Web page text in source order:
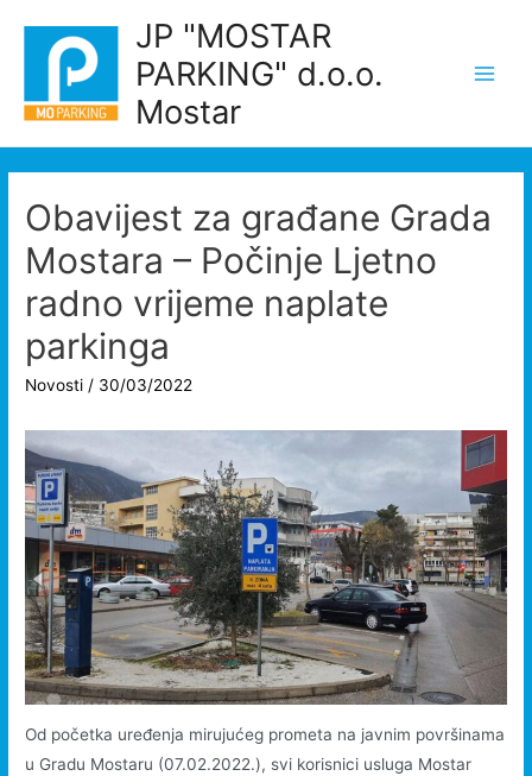
JP "MOSTAR
PARKING" d.o.o.
Mostar
Obavijest za građane Grada
Mostara – Počinje Ljetno
radno vrijeme naplate
parkinga
Novosti / 30/03/2022
Od početka uređenja mirujućeg prometa na javnim površinama
u Gradu Mostaru (07.02.2022.), svi korisnici usluga Mostar